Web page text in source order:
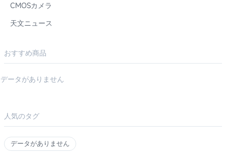
CMOSカメラ
天文ニュース
おすすめ商品
データがありません
人気のタグ
データがありません